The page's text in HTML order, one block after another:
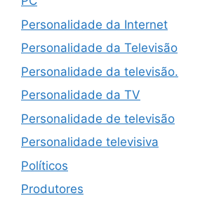
Personalidade da Internet
Personalidade da Televisão
Personalidade da televisão.
Personalidade da TV
Personalidade de televisão
Personalidade televisiva
Políticos
Produtores